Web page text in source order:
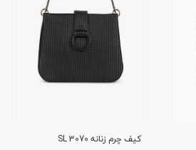
کیف چرم زنانه SL 3070